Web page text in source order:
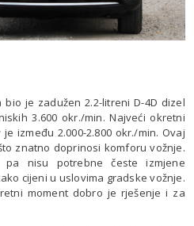
je zadužen 2.2-litreni D-4D dizel
3.600 okr./min. Najveći okretni
između 2.000-2.800 okr./min. Ovaj
znatno doprinosi komforu vožnje.
nisu potrebne česte izmjene
cijeni u uslovima gradske vožnje.
moment dobro je rješenje i za